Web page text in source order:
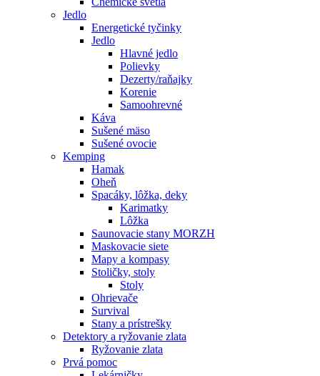
Jedlo
Energetické tyčinky
Jedlo
Hlavné jedlo
Polievky
Dezerty/raňajky
Korenie
Samoohrevné
Káva
Sušené mäso
Sušené ovocie
Kemping
Hamak
Oheň
Spacáky, lôžka, deky
Karimatky
Lôžka
Saunovacie stany MORZH
Maskovacie siete
Mapy a kompasy
Stoličky, stoly
Stoly
Ohrievače
Survival
Stany a prístrešky
Detektory a ryžovanie zlata
Ryžovanie zlata
Prvá pomoc